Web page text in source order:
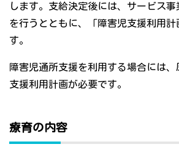
します。支給決定後には、サービス
を行うとともに、「障害児支援利用
す。
障害児通所支援を利用する場合には
支援利用計画が必要です。
療育の内容